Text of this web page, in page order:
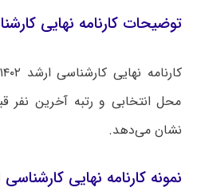
توضیحات کارنامه نهایی
محل انتخابی و رتبه آخرین نفر
نشان می‌دهد.
نمونه کارنامه نهایی